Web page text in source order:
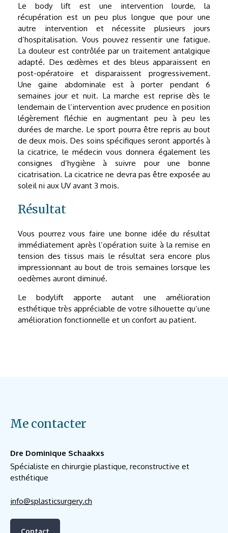
Le body lift est une intervention lourde, la
récupération est un peu plus longue que pour une
autre intervention et nécessite plusieurs jours
d’hospitalisation. Vous pouvez ressentir une fatigue.
La douleur est contrôlée par un traitement antalgique
adapté. Des œdèmes et des bleus apparaissent en
post-opératoire et disparaissent progressivement.
Une gaine abdominale est à porter pendant 6
semaines jour et nuit. La marche est reprise dès le
lendemain de l’intervention avec prudence en position
légèrement fléchie en augmentant peu à peu les
durées de marche. Le sport pourra être repris au bout
de deux mois. Des soins spécifiques seront apportés à
la cicatrice, le médecin vous donnera également les
consignes d’hygiène à suivre pour une bonne
cicatrisation. La cicatrice ne devra pas être exposée au
soleil ni aux UV avant 3 mois.
Résultat
Vous pourrez vous faire une bonne idée du résultat
immédiatement après l’opération suite à la remise en
tension des tissus mais le résultat sera encore plus
impressionnant au bout de trois semaines lorsque les
oedèmes auront diminué.
Le bodylift apporte autant une amélioration
esthétique très appréciable de votre silhouette qu’une
amélioration fonctionnelle et un confort au patient.
Me contacter
Dre Dominique Schaakxs
Spécialiste en chirurgie plastique, reconstructive et
esthétique
info@splasticsurgery.ch
Contact